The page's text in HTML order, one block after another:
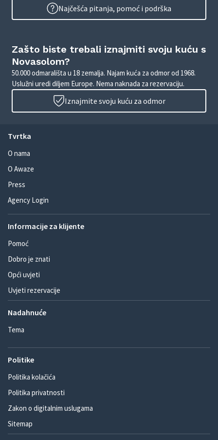
Najčešća pitanja, pomoć i podrška
Zašto biste trebali iznajmiti svoju kuću s
Novasolom?
50.000 odmarališta u 18 zemalja. Najam kuća za odmor od 1968.
Uslužni uredi diljem Europe. Nema naknada za rezervaciju.
Iznajmite svoju kuću za odmor
Tvrtka
O nama
O Awaze
Press
Agency Login
Informacije za klijente
Pomoć
Dobro je znati
Opći uvjeti
Uvjeti rezervacije
Nadahnuće
Tema
Politike
Politika kolačića
Politika privatnosti
Zakon o digitalnim uslugama
Sitemap